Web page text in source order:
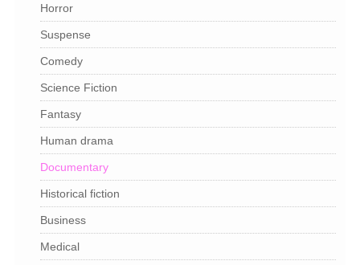
Horror
Suspense
Comedy
Science Fiction
Fantasy
Human drama
Documentary
Historical fiction
Business
Medical